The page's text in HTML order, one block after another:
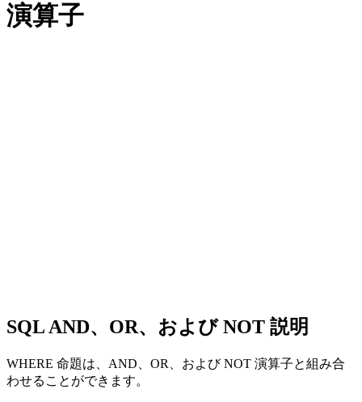
演算子
SQL AND、OR、および NOT 説明
WHERE 命題は、AND、OR、および NOT 演算子と組み合
わせることができます。